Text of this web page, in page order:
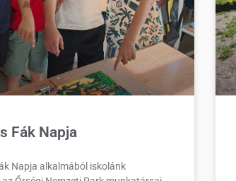
Fák Napja
Napja alkalmából iskolánk